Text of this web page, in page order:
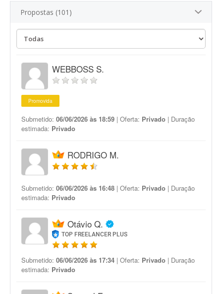
Propostas (101)
WEBBOSS S.
Promovida
Submetido: 06/06/2026 às 18:59 | Oferta: Privado | Duração
estimada: Privado
RODRIGO M.
Submetido: 06/06/2026 às 16:48 | Oferta: Privado | Duração
estimada: Privado
Otávio Q.
TOP FREELANCER PLUS
Submetido: 06/06/2026 às 17:34 | Oferta: Privado | Duração
estimada: Privado